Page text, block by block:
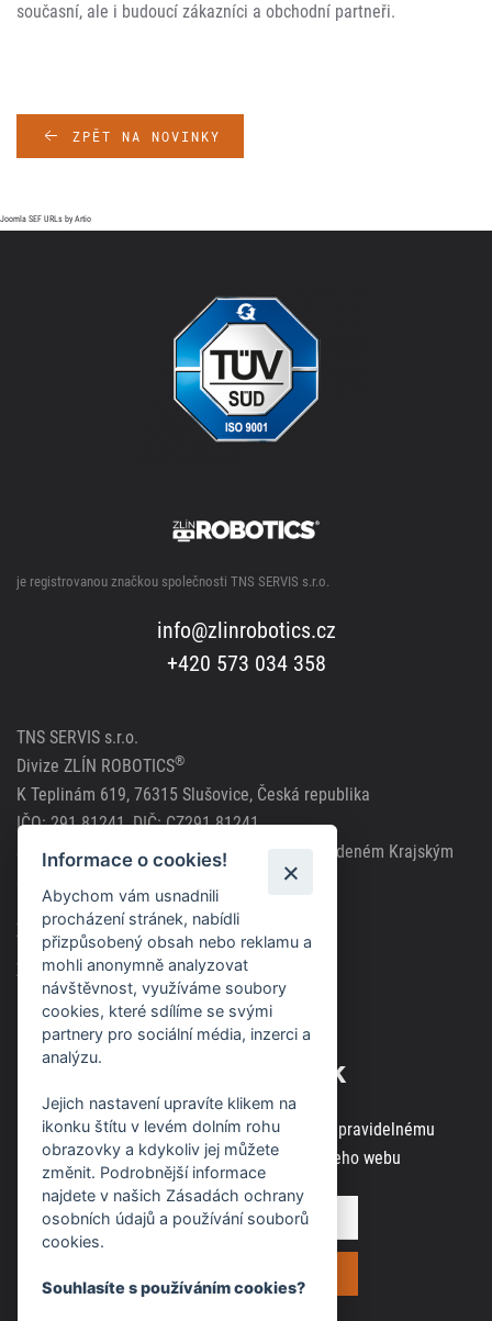
současní, ale i budoucí zákazníci a obchodní partneři.
ZPĚT NA NOVINKY
Joomla SEF URLs by Artio
je registrovanou značkou společnosti TNS SERVIS s.r.o.
info@zlinrobotics.cz
+420 573 034 358
TNS SERVIS s.r.o.
Divize ZLÍN ROBOTICS®
K Teplinám 619, 76315 Slušovice, Česká republika
IČO: 291 81241, DIČ: CZ291 81241
Společnost zapsána v obchodním rejstříku vedeném Krajským
soudem v Brně, spisová značka C63717
Zásady použití cookies
Zásady ochrany osobních údajů
Odběr novinek
Zaregistrujte svou e-mailovou adresu k pravidelnému
odběru aktuálních informací z našeho webu
Informace o cookies!
Abychom vám usnadnili
procházení stránek, nabídli
přizpůsobený obsah nebo reklamu a
mohli anonymně analyzovat
návštěvnost, využíváme soubory
cookies, které sdílíme se svými
partnery pro sociální média, inzerci a
analýzu.
Jejich nastavení upravíte klikem na
ikonku štítu v levém dolním rohu
obrazovky a kdykoliv jej můžete
změnit. Podrobnější informace
najdete v našich Zásadách ochrany
osobních údajů a používání souborů
cookies.
Souhlasíte s používáním cookies?